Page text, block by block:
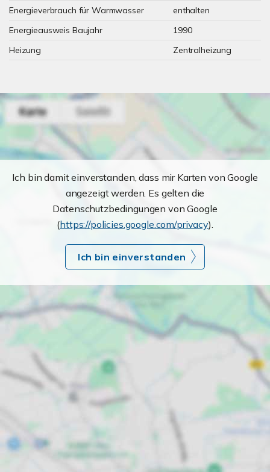
Energieverbrauch für Warmwasser
enthalten
Energieausweis Baujahr
1990
Heizung
Zentralheizung
Ich bin damit einverstanden, dass mir Karten von Google
angezeigt werden. Es gelten die
Datenschutzbedingungen von Google
(https://policies.google.com/privacy).
Ich bin einverstanden